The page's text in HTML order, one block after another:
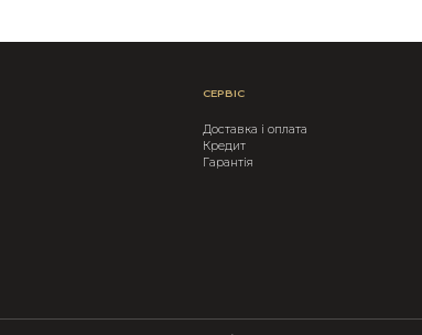
СЕРВІС
Доставка і оплата
Кредит
Гарантія